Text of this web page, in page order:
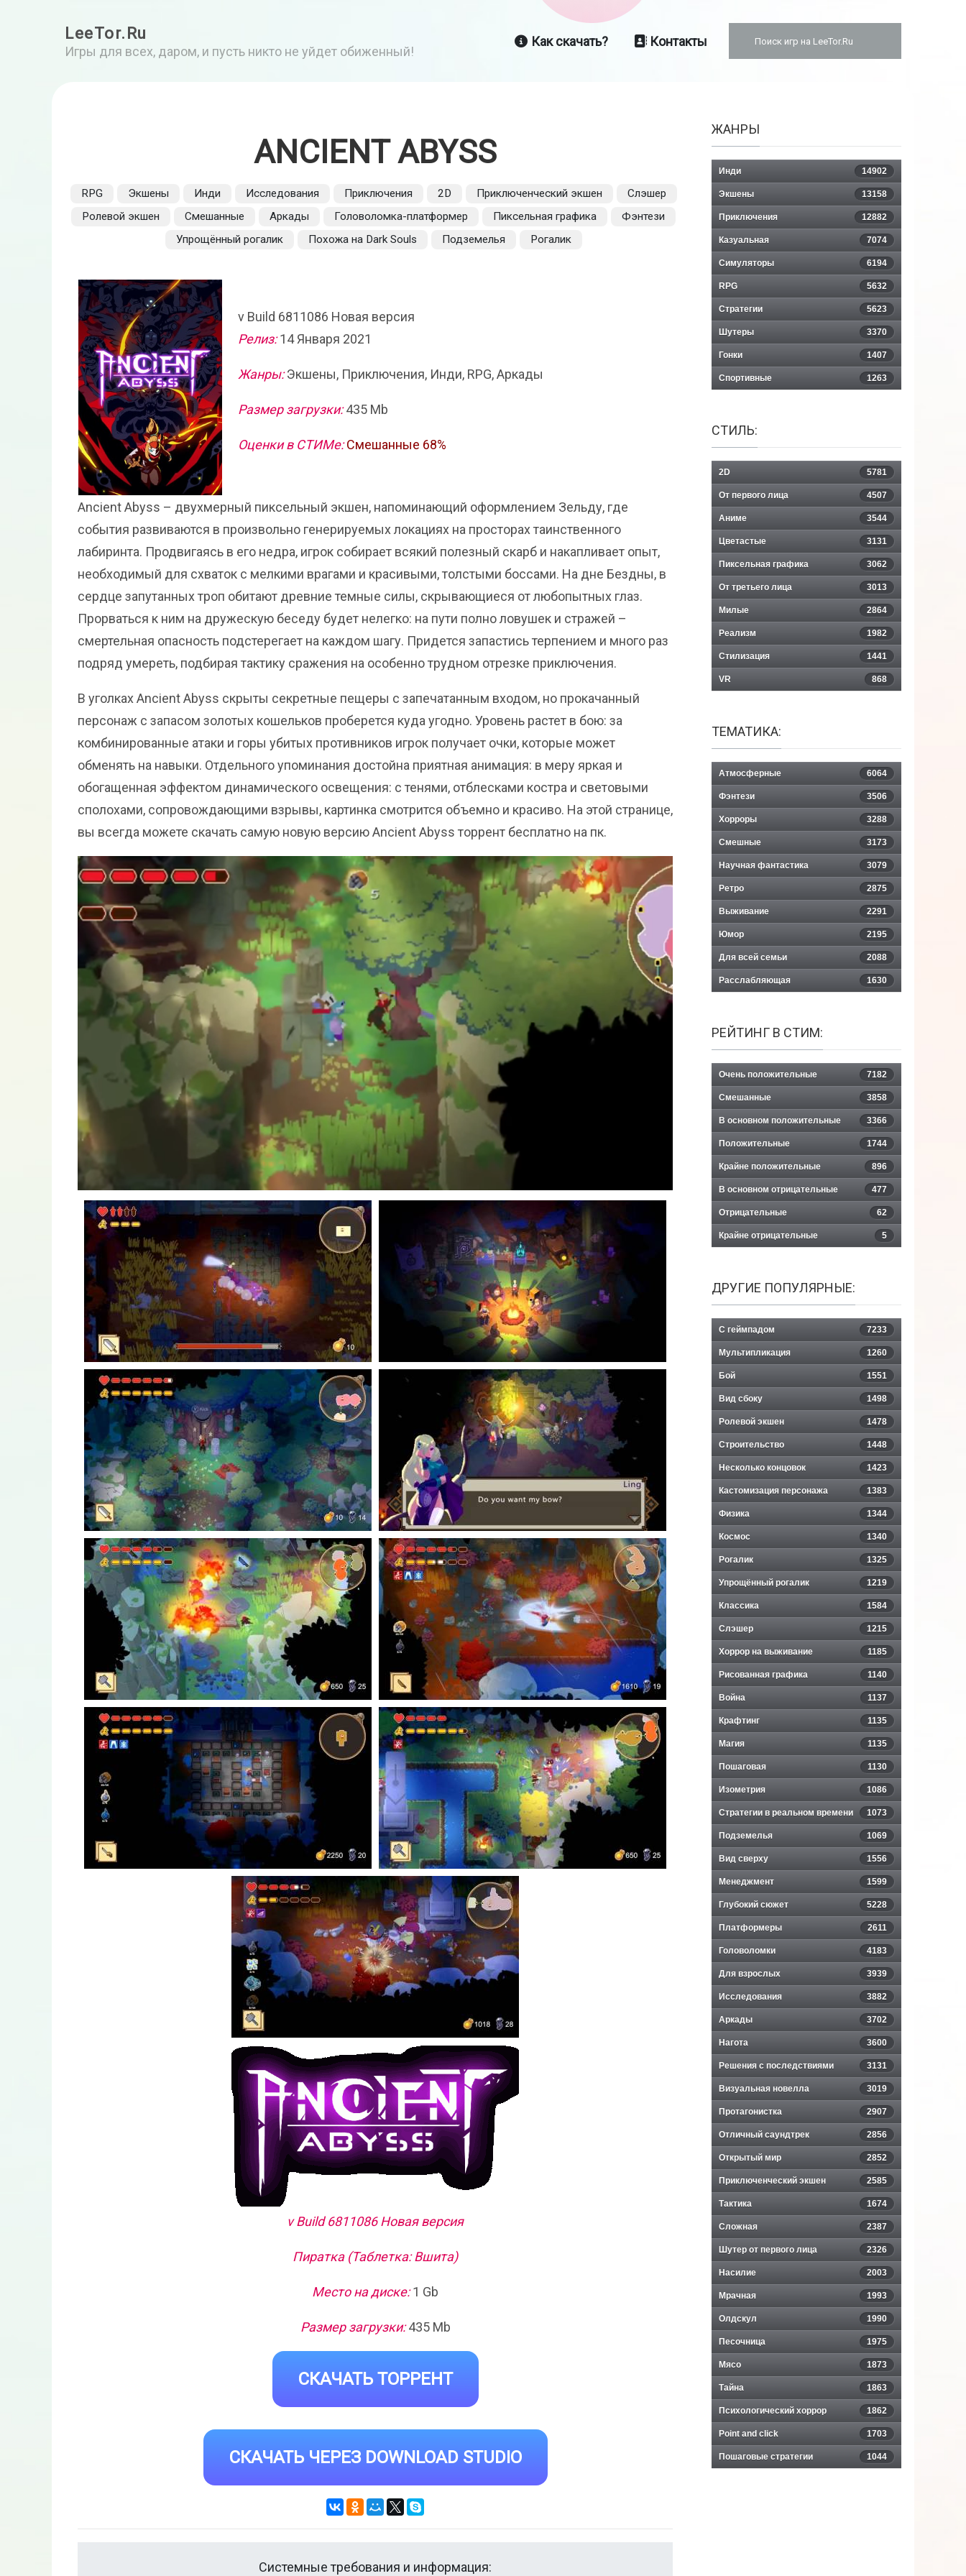
LeeTor.Ru
Игры для всех, даром, и пусть никто не уйдет обиженный!
Как скачать? Контакты
ANCIENT ABYSS
RPG Экшены Инди Исследования Приключения 2D Приключенческий экшен
Слэшер
Ролевой экшен
Смешанные Аркады Головоломка-платформер Пиксельная графика
Фэнтези
Упрощённый рогалик
Похожа на Dark Souls Подземелья Рогалик
v Build 6811086 Новая версия
Релиз:14 Января 2021
Жанры:Экшены, Приключения, Инди, RPG, Аркады
Размер загрузки:435 Mb
Оценки в СТИМе: Смешанные 68%
Ancient Abyss – двухмерный пиксельный экшен, напоминающий оформлением Зельду, где
события развиваются в произвольно генерируемых локациях на просторах таинственного
лабиринта. Продвигаясь в его недра, игрок собирает всякий полезный скарб и накапливает опыт,
необходимый для схваток с мелкими врагами и красивыми, толстыми боссами. На дне Бездны, в
сердце запутанных троп обитают древние темные силы, скрывающиеся от любопытных глаз.
Прорваться к ним на дружескую беседу будет нелегко: на пути полно ловушек и стражей –
смертельная опасность подстерегает на каждом шагу. Придется запастись терпением и много раз
подряд умереть, подбирая тактику сражения на особенно трудном отрезке приключения.
В уголках Ancient Abyss скрыты секретные пещеры с запечатанным входом, но прокачанный
персонаж с запасом золотых кошельков проберется куда угодно. Уровень растет в бою: за
комбинированные атаки и горы убитых противников игрок получает очки, которые может
обменять на навыки. Отдельного упоминания достойна приятная анимация: в меру яркая и
обогащенная эффектом динамического освещения: с тенями, отблесками костра и световыми
сполохами, сопровождающими взрывы, картинка смотрится объемно и красиво. На этой странице,
вы всегда можете скачать самую новую версию Ancient Abyss торрент бесплатно на пк.
v Build 6811086 Новая версия
Пиратка (Таблетка: Вшита)
Место на диске:1 Gb
Размер загрузки:435 Mb
СКАЧАТЬ ТОРРЕНТ
СКАЧАТЬ ЧЕРЕЗ DOWNLOAD STUDIO
Системные требования и информация:
ЖАНРЫ
Инди 14902
Экшены 13158
Приключения 12882
Казуальная 7074
Симуляторы 6194
RPG 5632
Стратегии 5623
Шутеры 3370
Гонки 1407
Спортивные 1263
СТИЛЬ:
2D 5781
От первого лица 4507
Аниме 3544
Цветастые 3131
Пиксельная графика 3062
От третьего лица 3013
Милые 2864
Реализм 1982
Стилизация 1441
VR 868
ТЕМАТИКА:
Атмосферные 6064
Фэнтези 3506
Хорроры 3288
Смешные 3173
Научная фантастика 3079
Ретро 2875
Выживание 2291
Юмор 2195
Для всей семьи 2088
Расслабляющая 1630
РЕЙТИНГ В СТИМ:
Очень положительные 7182
Смешанные 3858
В основном положительные 3366
Положительные 1744
Крайне положительные 896
В основном отрицательные 477
Отрицательные 62
Крайне отрицательные 5
ДРУГИЕ ПОПУЛЯРНЫЕ:
С геймпадом 7233
Мультипликация 1260
Бой 1551
Вид сбоку 1498
Ролевой экшен 1478
Строительство 1448
Несколько концовок 1423
Кастомизация персонажа 1383
Физика 1344
Космос 1340
Рогалик 1325
Упрощённый рогалик 1219
Классика 1584
Слэшер 1215
Хоррор на выживание 1185
Рисованная графика 1140
Война 1137
Крафтинг 1135
Магия 1135
Пошаговая 1130
Изометрия 1086
Стратегии в реальном времени 1073
Подземелья 1069
Вид сверху 1556
Менеджмент 1599
Глубокий сюжет 5228
Платформеры 2611
Головоломки 4183
Для взрослых 3939
Исследования 3882
Аркады 3702
Нагота 3600
Решения с последствиями 3131
Визуальная новелла 3019
Протагонистка 2907
Отличный саундтрек 2856
Открытый мир 2852
Приключенческий экшен 2585
Тактика 1674
Сложная 2387
Шутер от первого лица 2326
Насилие 2003
Мрачная 1993
Олдскул 1990
Песочница 1975
Мясо 1873
Тайна 1863
Психологический хоррор 1862
Point and click 1703
Пошаговые стратегии 1044